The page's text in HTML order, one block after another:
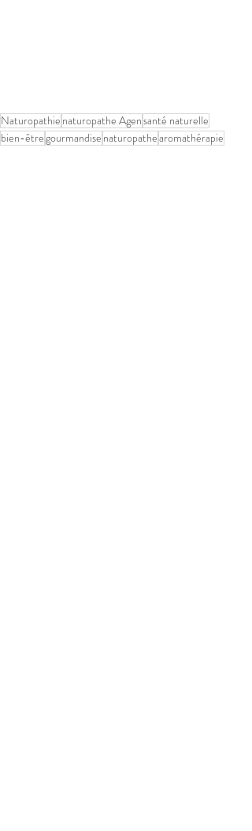
Naturopathie naturopathe Agensanté naturelle
bien-êtregourmandise naturopathearomathérapie